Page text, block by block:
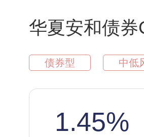
华夏安和债券
债券型 中低
1.45%